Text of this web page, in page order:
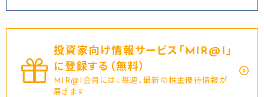
投資家向け情報サービス｢MIR@I｣
に登録する（無料）
MIR@I会員には、毎週、最新の株主優待情報が
届きます